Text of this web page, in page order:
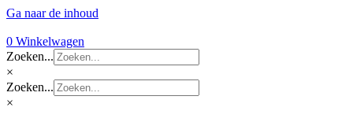
Ga naar de inhoud
0 Winkelwagen
Zoeken...
×
Zoeken...
×